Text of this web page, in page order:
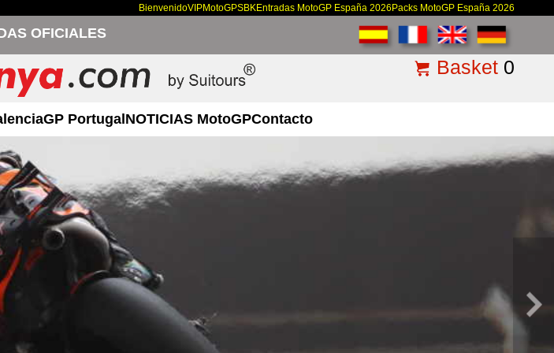
BienvenidoVIPMotoGPSBKEntradas MotoGP España 2026 Packs MotoGP España 2026
OFICIALES
Basket 0
GP PortugalNOTICIAS MotoGPContacto